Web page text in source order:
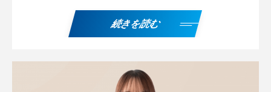
続きを読む